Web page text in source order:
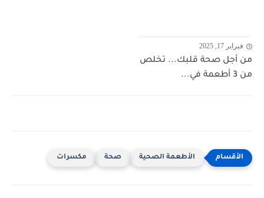
فبراير 17, 2025
من أجل صحة قلبك... تخلص
من 3 أطعمة في...
الأطعمة الصحية صحة مكسرات